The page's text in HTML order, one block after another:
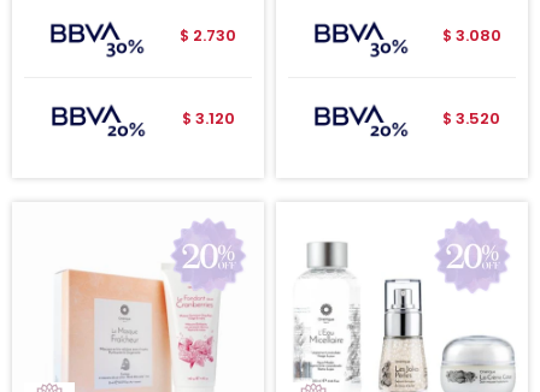
$ 2.730
$ 3.120
$ 3.080
$ 3.520